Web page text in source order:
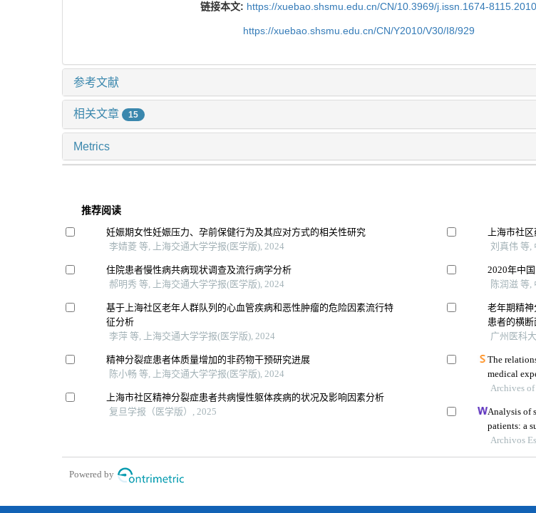
链接本文: https://xuebao.shsmu.edu.cn/CN/10.3969/j.issn.1674-
https://xuebao.shsmu.edu.cn/CN/Y2010/V30/I8/929
参考文献
相关文章 15
Metrics
推荐阅读
妊娠期女性妊娠压力、孕前保健行为及其应对方式的相关性研究
李婧菱 等, 上海交通大学学报(医学版), 2024
住院患者慢性病共病现状调查及流行病学分析
郝明秀 等, 上海交通大学学报(医学版), 2024
基于上海社区老年人群队列的心血管疾病和恶性肿瘤的危险因素流行特
征分析
李萍 等, 上海交通大学学报(医学版), 2024
精神分裂症患者体质量增加的非药物干预研究进展
陈小畅 等, 上海交通大学学报(医学版), 2024
上海市社区精神分裂症患者共病慢性躯体疾病的状况及影响因素分析
复旦学报（医学版）, 2025
上海市社
刘真伟 等,
2020年中
陈润滋 等,
老年期精
患者的横
广州医科
The
Archives
Analysis of
patients: a
Archivos
Powered by